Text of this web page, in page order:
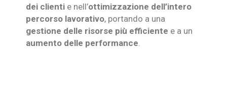
dei clienti e nell’ottimizzazione dell’intero
percorso lavorativo, portando a una
gestione delle risorse più efficiente e a un
aumento delle performance.